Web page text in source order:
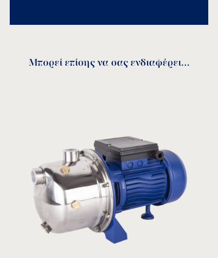
Μπορεί επίσης να σας ενδιαφέρει...